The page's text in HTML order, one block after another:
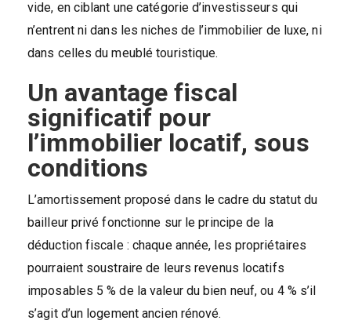
vide, en ciblant une catégorie d’investisseurs qui
n’entrent ni dans les niches de l’immobilier de luxe, ni
dans celles du meublé touristique.
Un avantage fiscal
significatif pour
l’immobilier locatif, sous
conditions
L’amortissement proposé dans le cadre du statut du
bailleur privé fonctionne sur le principe de la
déduction fiscale : chaque année, les propriétaires
pourraient soustraire de leurs revenus locatifs
imposables 5 % de la valeur du bien neuf, ou 4 % s’il
s’agit d’un logement ancien rénové.